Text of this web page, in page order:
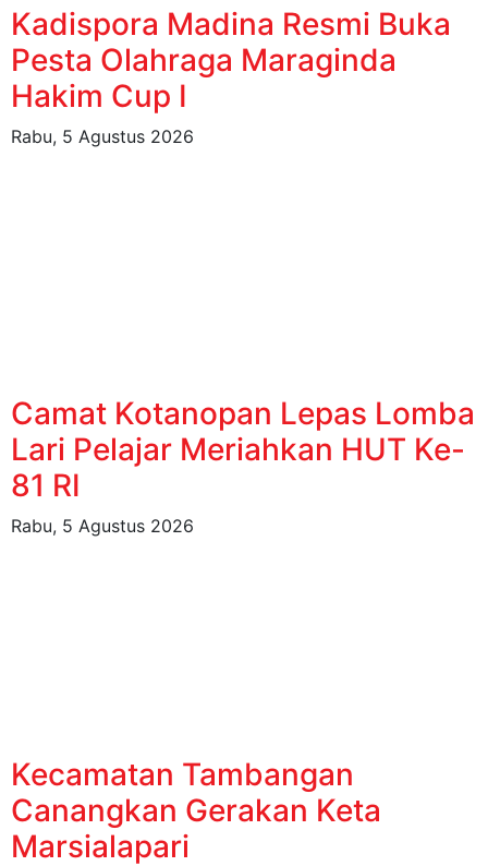
Kadispora Madina Resmi Buka
Pesta Olahraga Maraginda
Hakim Cup I
Rabu, 5 Agustus 2026
Camat Kotanopan Lepas Lomba
Lari Pelajar Meriahkan HUT Ke-
81 RI
Rabu, 5 Agustus 2026
Kecamatan Tambangan
Canangkan Gerakan Keta
Marsialapari